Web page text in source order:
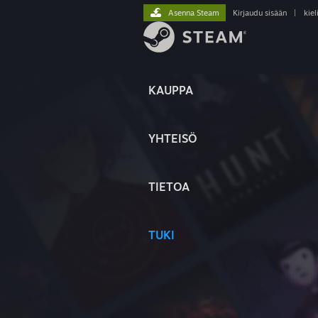
KAUPPA
YHTEISÖ
TIETOA
TUKI
Asenna Steam Kirjaudu sisään kieli